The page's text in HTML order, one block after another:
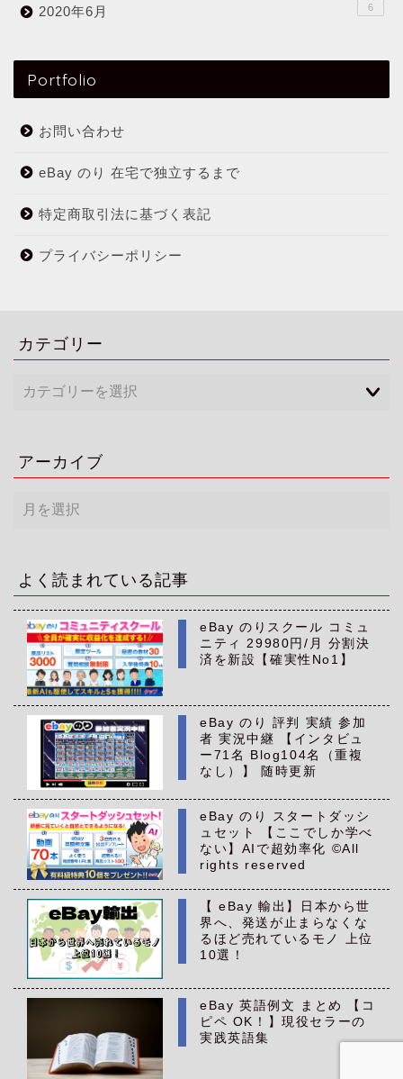
2020年6月 6
Portfolio
お問い合わせ
eBay のり 在宅で独立するまで
特定商取引法に基づく表記
プライバシーポリシー
カテゴリー
アーカイブ
ー
ブ
よく読まれている記事
eBay のりスクール コミュ
ニティ 29980円/月 分割決
済を新設【確実性No1】
eBay のり 評判 実績 参加
者 実況中継 【インタビュ
ー71名 Blog104名（重複
なし）】 随時更新
eBay のり スタートダッシ
ュセット 【ここでしか学べ
ない】AIで超効率化 ©All
rights reserved
【 eBay 輸出】日本から世
界へ、発送が止まらなくな
るほど売れているモノ 上位
10選！
eBay 英語例文 まとめ 【コ
ピペ OK！】現役セラーの
実践英語集